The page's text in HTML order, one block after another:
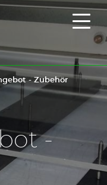
ein-
- Zubehör
-